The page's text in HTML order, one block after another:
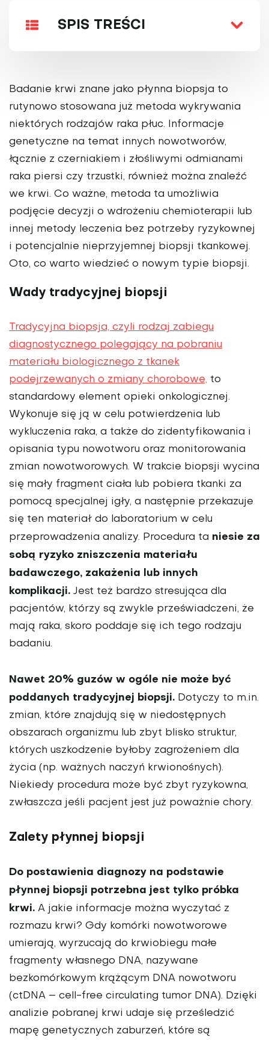
SPIS TREŚCI
Badanie krwi znane jako płynna biopsja to
rutynowo stosowana już metoda wykrywania
niektórych rodzajów raka płuc. Informacje
genetyczne na temat innych nowotworów,
łącznie z czerniakiem i złośliwymi odmianami
raka piersi czy trzustki, również można znaleźć
we krwi. Co ważne, metoda ta umożliwia
podjęcie decyzji o wdrożeniu chemioterapii lub
innej metody leczenia bez potrzeby ryzykownej
i potencjalnie nieprzyjemnej biopsji tkankowej.
Oto, co warto wiedzieć o nowym typie biopsji.
Wady tradycyjnej biopsji
Tradycyjna biopsja, czyli rodzaj zabiegu
diagnostycznego polegający na pobraniu
materiału biologicznego z tkanek
podejrzewanych o zmiany chorobowe, to
standardowy element opieki onkologicznej.
Wykonuje się ją w celu potwierdzenia lub
wykluczenia raka, a także do zidentyfikowania i
opisania typu nowotworu oraz monitorowania
zmian nowotworowych. W trakcie biopsji wycina
się mały fragment ciała lub pobiera tkanki za
pomocą specjalnej igły, a następnie przekazuje
się ten materiał do laboratorium w celu
przeprowadzenia analizy. Procedura ta niesie za
sobą ryzyko zniszczenia materiału
badawczego, zakażenia lub innych
komplikacji. Jest też bardzo stresująca dla
pacjentów, którzy są zwykle przeświadczeni, że
mają raka, skoro poddaje się ich tego rodzaju
badaniu.
Nawet 20% guzów w ogóle nie może być
poddanych tradycyjnej biopsji. Dotyczy to m.in.
zmian, które znajdują się w niedostępnych
obszarach organizmu lub zbyt blisko struktur,
których uszkodzenie byłoby zagrożeniem dla
życia (np. ważnych naczyń krwionośnych).
Niekiedy procedura może być zbyt ryzykowna,
zwłaszcza jeśli pacjent jest już poważnie chory.
Zalety płynnej biopsji
Do postawienia diagnozy na podstawie
płynnej biopsji potrzebna jest tylko próbka
krwi. A jakie informacje można wyczytać z
rozmazu krwi? Gdy komórki nowotworowe
umierają, wyrzucają do krwiobiegu małe
fragmenty własnego DNA, nazywane
bezkomórkowym krążącym DNA nowotworu
(ctDNA – cell-free circulating tumor DNA). Dzięki
analizie pobranej krwi udaje się prześledzić
mapę genetycznych zaburzeń, które są